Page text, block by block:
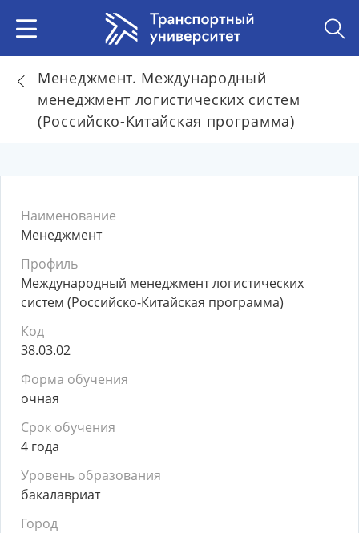
Менеджмент. Международный
менеджмент логистических систем
(Российско-Китайская программа)
Наименование
Менеджмент
Профиль
Международный менеджмент логистических
систем (Российско-Китайская программа)
Код
38.03.02
Форма обучения
очная
Срок обучения
4 года
Уровень образования
бакалавриат
Город